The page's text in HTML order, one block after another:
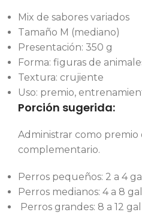
Mix de sabores variados
Tamaño M (mediano)
Presentación: 350 g
Forma: figuras de
Textura: crujiente
Uso: premio,
Porción sugerida:
Administrar como premio
complementario.
Perros pequeños: 2 a 4
Perros medianos: 4 a 8
Perros grandes: 8 a 12